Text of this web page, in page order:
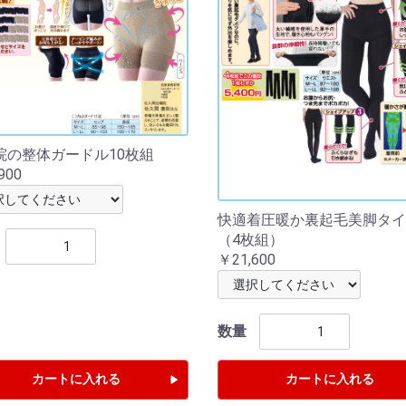
の整体ガードル10枚組
カートに入れる
快適着圧暖か裏起毛美脚タ
（4枚組）
￥21,600
数量
カートに入れる